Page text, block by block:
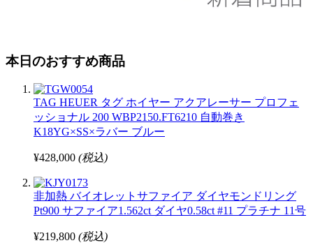
本日のおすすめ商品
TAG HEUER タグ ホイヤー アクアレーサー プロフェ
ッショナル 200 WBP2150.FT6210 自動巻き
K18YG×SS×ラバー ブルー
¥428,000 (税込)
非加熱 バイオレットサファイア ダイヤモンドリング
Pt900 サファイア1.562ct ダイヤ0.58ct #11 プラチナ 11号
¥219,800 (税込)